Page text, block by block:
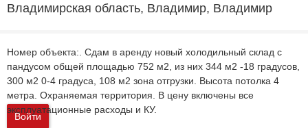
Войти
Владимирская область, Владимир, Владимир
Номер объекта:. Сдам в аренду новый холодильный склад с
пандусом общей площадью 752 м2, из них 344 м2 -18 градусов,
300 м2 0-4 градуса, 108 м2 зона отгрузки. Высота потолка 4
метра. Охраняемая территория. В цену включены все
эксплуатационные расходы и КУ.